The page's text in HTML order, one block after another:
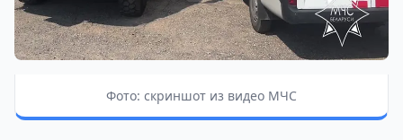
Фото: скриншот из видео МЧС